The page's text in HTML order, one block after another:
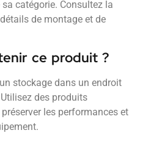
catégorie. Consultez la
de montage et de
ce produit ?
stockage dans un endroit
des produits
les performances et